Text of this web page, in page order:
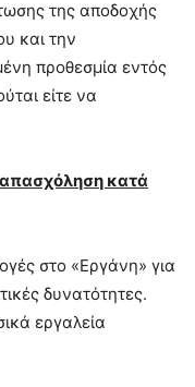
της αποδοχής
και την
προθεσμία εντός
είτε να
κατά
στο «Εργάνη» για
δυνατότητες.
εργαλεία